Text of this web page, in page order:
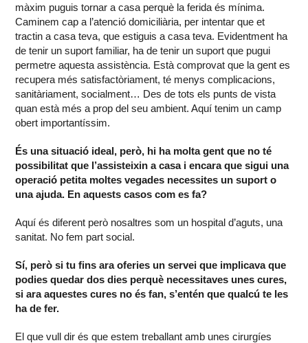
màxim puguis tornar a casa perquè la ferida és mínima.
Caminem cap a l’atenció domiciliària, per intentar que et
tractin a casa teva, que estiguis a casa teva. Evidentment ha
de tenir un suport familiar, ha de tenir un suport que pugui
permetre aquesta assistència. Està comprovat que la gent es
recupera més satisfactòriament, té menys complicacions,
sanitàriament, socialment… Des de tots els punts de vista
quan està més a prop del seu ambient. Aquí tenim un camp
obert importantíssim.
És una situació ideal, però, hi ha molta gent que no té
possibilitat que l’assisteixin a casa i encara que sigui una
operació petita moltes vegades necessites un suport o
una ajuda. En aquests casos com es fa?
Aquí és diferent però nosaltres som un hospital d’aguts, una
sanitat. No fem part social.
Sí, però si tu fins ara oferies un servei que implicava que
podies quedar dos dies perquè necessitaves unes cures,
si ara aquestes cures no és fan, s’entén que qualcú te les
ha de fer.
El que vull dir és que estem treballant amb unes cirurgíes